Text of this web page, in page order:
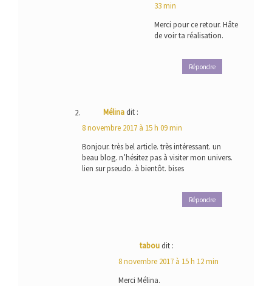
33 min
Merci pour ce retour. Hâte
de voir ta réalisation.
Répondre
Mélina dit :
8 novembre 2017 à 15 h 09 min
Bonjour. très bel article. très intéressant. un
beau blog. n’hésitez pas à visiter mon univers.
lien sur pseudo. à bientôt. bises
Répondre
tabou dit :
8 novembre 2017 à 15 h 12 min
Merci Mélina.